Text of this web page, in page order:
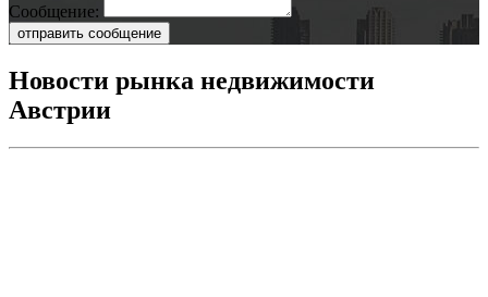
Сообщение:
отправить сообщение
Новости рынка недвижимости
Австрии